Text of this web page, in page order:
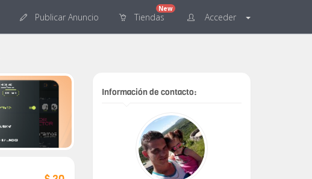
Publicar Anuncio Tiendas
New
Acceder
Información de contacto: